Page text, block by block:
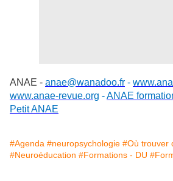
ANAE - anae@wanadoo.fr -
www.anae-revue.org -ANAE
Petit ANAE
#Agenda #neuropsychologie #Où trouver
#Neuroéducation #Formations - DU